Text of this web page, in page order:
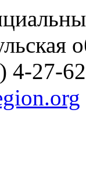
4-27-